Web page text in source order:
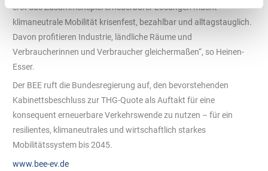
erst das Zusammenspiel erneuerbarer Lösungen macht
klimaneutrale Mobilität krisenfest, bezahlbar und alltagstauglich.
Davon profitieren Industrie, ländliche Räume und
Verbraucherinnen und Verbraucher gleichermaßen“, so Heinen-
Esser.
Der BEE ruft die Bundesregierung auf, den bevorstehenden
Kabinettsbeschluss zur THG-Quote als Auftakt für eine
konsequent erneuerbare Verkehrswende zu nutzen – für ein
resilientes, klimaneutrales und wirtschaftlich starkes
Mobilitätssystem bis 2045.
www.bee-ev.de